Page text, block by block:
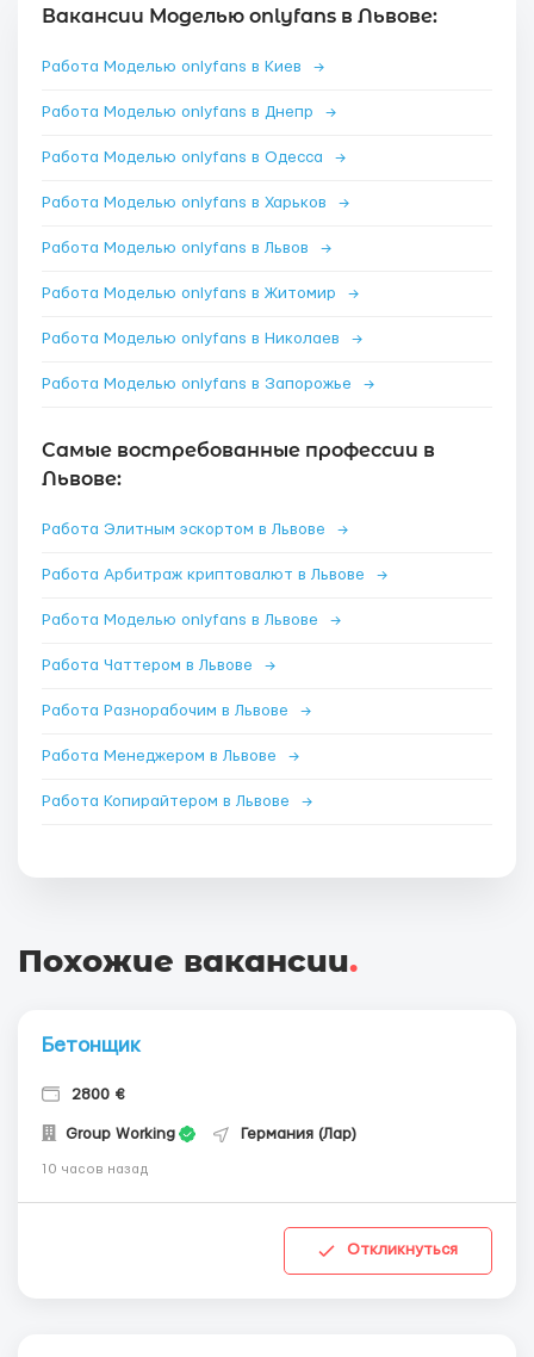
Вакансии Моделью onlyfans в Львове:
Работа Моделью onlyfans в Киев →
Работа Моделью onlyfans в Днепр →
Работа Моделью onlyfans в Одесса →
Работа Моделью onlyfans в Харьков →
Работа Моделью onlyfans в Львов →
Работа Моделью onlyfans в Житомир →
Работа Моделью onlyfans в Николаев →
Работа Моделью onlyfans в Запорожье →
Самые востребованные профессии в
Львове:
Работа Элитным эскортом в Львове →
Работа Арбитраж криптовалют в Львове →
Работа Моделью onlyfans в Львове →
Работа Чаттером в Львове →
Работа Разнорабочим в Львове →
Работа Менеджером в Львове →
Работа Копирайтером в Львове →
Похожие вакансии.
Бетонщик
2800 €
Group Working Германия (Лар)
10 часов назад
Откликнуться